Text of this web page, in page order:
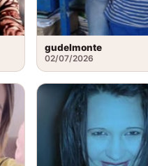
gudelmonte
02/07/2026